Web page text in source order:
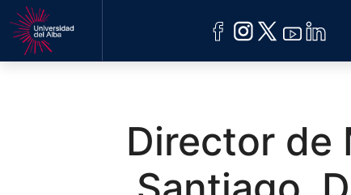
ACREDITACIÓN
Director de